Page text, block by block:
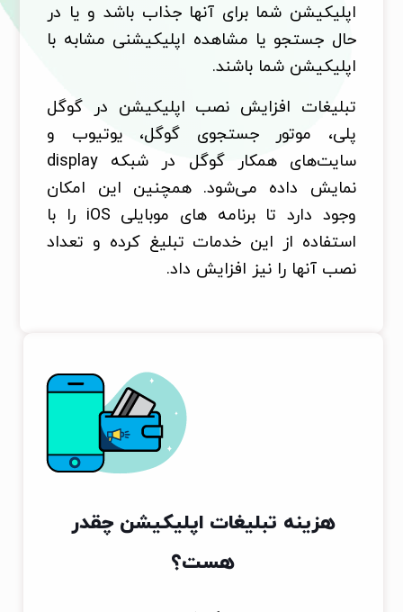
اپلیکیشن شما برای آنها جذاب باشد و یا در
حال جستجو یا مشاهده اپلیکیشنی مشابه با
اپلیکیشن شما باشند.
تبلیغات افزایش نصب اپلیکیشن در گوگل
پلی، موتور جستجوی گوگل، یوتیوب و
سایت‌های همکار گوگل در شبکه display
نمایش داده می‌شود. همچنین این امکان
وجود دارد تا برنامه های موبایلی iOS را با
استفاده از این خدمات تبلیغ کرده و تعداد
نصب آنها را نیز افزایش داد.
هزینه تبلیغات اپلیکیشن چقدر
هست؟